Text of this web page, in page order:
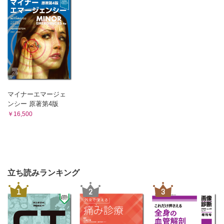
マイナーエマージェ
ンシー 原著第4版
￥16,500
立ち読みランキング
1 2 3